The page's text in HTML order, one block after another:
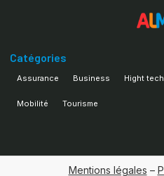
Catégories
Assurance Business Hight tech
Mobilité Tourisme
Mentions légales –